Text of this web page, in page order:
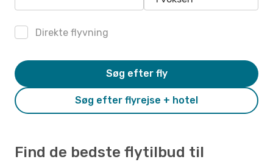
Direkte flyvning
Søg efter flyrejse + hotel
Søg efter fly
Find de bedste flytilbud til